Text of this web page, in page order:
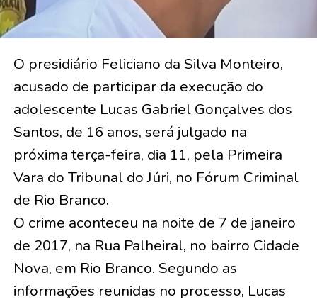
O presidiário Feliciano da Silva Monteiro,
acusado de participar da execução do
adolescente Lucas Gabriel Gonçalves dos
Santos, de 16 anos, será julgado na
próxima terça-feira, dia 11, pela Primeira
Vara do Tribunal do Júri, no Fórum Criminal
de Rio Branco.
O crime aconteceu na noite de 7 de janeiro
de 2017, na Rua Palheiral, no bairro Cidade
Nova, em Rio Branco. Segundo as
informações reunidas no processo, Lucas